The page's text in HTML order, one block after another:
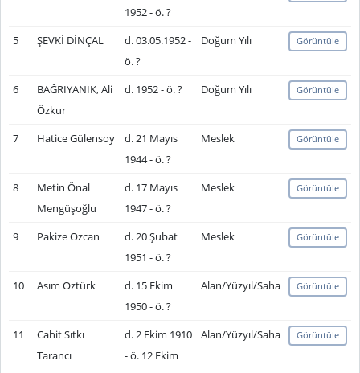
1952 - ö. ?
5 ŞEVKİ DİNÇAL
d. 03.05.1952 -
ö. ?
Doğum Yılı Görüntüle
6
BAĞRIYANIK, Ali
Özkur
d. 1952 - ö. ? Doğum Yılı Görüntüle
7 Hatice Gülensoy
d. 21 Mayıs
1944 - ö. ?
Meslek Görüntüle
8
Metin Önal
Mengüşoğlu
d. 17 Mayıs
1947 - ö. ?
Meslek Görüntüle
9 Pakize Özcan
d. 20 Şubat
1951 - ö. ?
Meslek Görüntüle
10 Asım Öztürk
d. 15 Ekim
1950 - ö. ?
Alan/Yüzyıl/Saha Görüntüle
11
Cahit Sıtkı
Tarancı
d. 2 Ekim 1910
- ö. 12 Ekim
Alan/Yüzyıl/Saha Görüntüle